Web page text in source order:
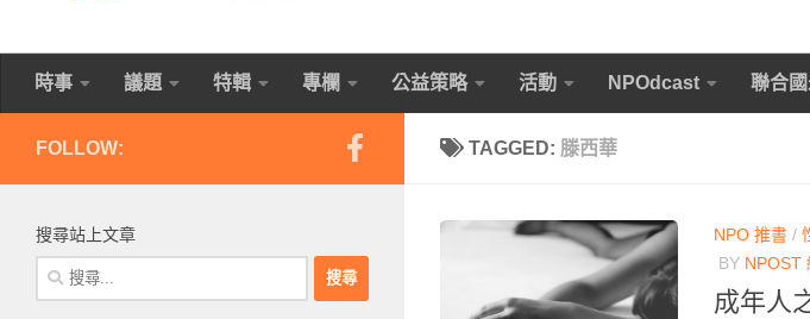
時事 議題 特輯 專欄 公益策略 活動 NPOdcast 聯合
TAGGED: 滕西華
NPO 推書 /
BY NPOST
成年人
FOLLOW:
搜尋站上文章
搜
尋